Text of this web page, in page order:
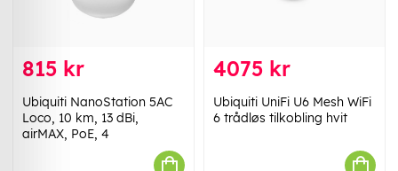
815 kr
Ubiquiti NanoStation 5AC
Loco, 10 km, 13 dBi,
airMAX, PoE, 4
4075 kr
Ubiquiti UniFi U6 Mesh WiFi
6 trådløs tilkobling hvit